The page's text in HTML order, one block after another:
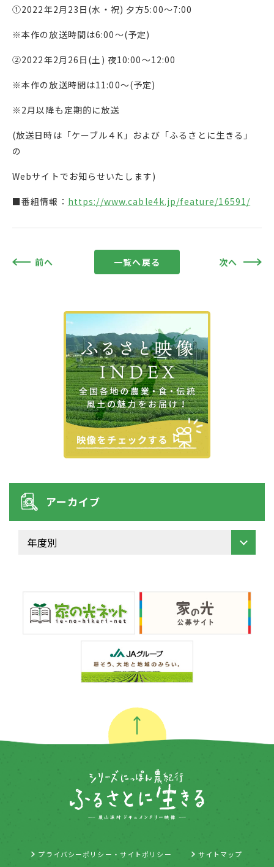
①2022年2月23日(水・祝) 夕方5:00～7:00
※本作の放送時間は6:00～(予定)
②2022年2月26日(土) 夜10:00～12:00
※本作の放送時間は11:00～(予定)
※2月以降も定期的に放送
(放送日時は「ケーブル４K」および「ふるさとに生きる」
の
Webサイトでお知らせいたします)
■番組情報： https://www.cable4k.jp/feature/16591/
前へ 一覧へ戻る 次へ
アーカイブ
プライバシーポリシー・サイトポリシー サイトマップ